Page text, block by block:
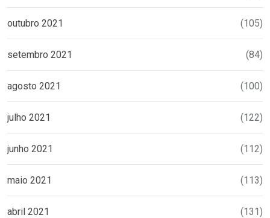
outubro 2021 (105)
setembro 2021 (84)
agosto 2021 (100)
julho 2021 (122)
junho 2021 (112)
maio 2021 (113)
abril 2021 (131)